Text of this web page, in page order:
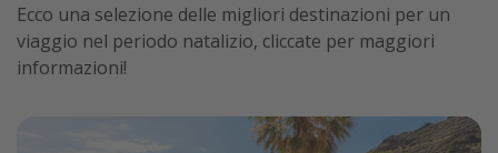
Ecco una selezione delle migliori destinazioni per un
viaggio nel periodo natalizio, cliccate per maggiori
informazioni!